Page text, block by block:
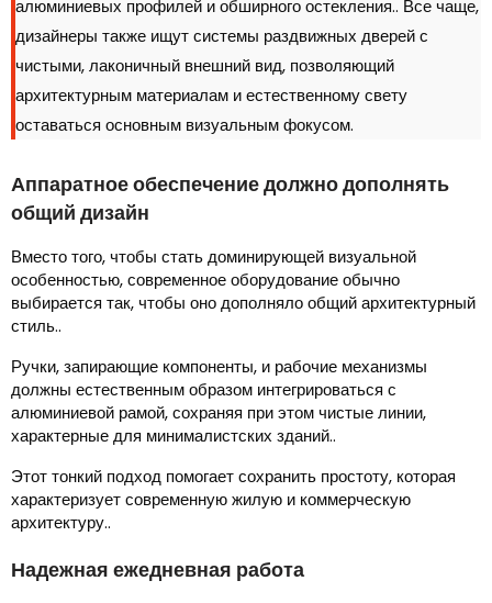
алюминиевых профилей и обширного остекления.. Все чаще,
дизайнеры также ищут системы раздвижных дверей с
чистыми, лаконичный внешний вид, позволяющий
архитектурным материалам и естественному свету
оставаться основным визуальным фокусом.
Аппаратное обеспечение должно дополнять
общий дизайн
Вместо того, чтобы стать доминирующей визуальной
особенностью, современное оборудование обычно
выбирается так, чтобы оно дополняло общий архитектурный
стиль..
Ручки, запирающие компоненты, и рабочие механизмы
должны естественным образом интегрироваться с
алюминиевой рамой, сохраняя при этом чистые линии,
характерные для минималистских зданий..
Этот тонкий подход помогает сохранить простоту, которая
характеризует современную жилую и коммерческую
архитектуру..
Надежная ежедневная работа